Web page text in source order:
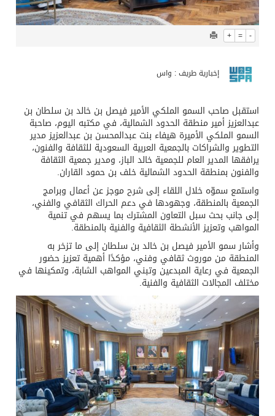
+ = -
إخبارية طريف : واس
استقبل صاحب السمو الملكي الأمير فيصل بن خالد بن سلطان بن
عبدالعزيز أمير منطقة الحدود الشمالية، في مكتبه اليوم، صاحبة
السمو الملكي الأميرة هيفاء بنت عبدالمحسن بن عبدالعزيز مدير
التطوير والشراكات بالجمعية العربية السعودية للثقافة والفنون،
يرافقها المدير العام للجمعية خالد الباز، ومدير جمعية الثقافة
والفنون بمنطقة الحدود الشمالية خلف بن حمود القاران.
واستمع سموّه خلال اللقاء إلى شرح موجز عن أعمال وبرامج
الجمعية بالمنطقة، وجهودها في دعم الحراك الثقافي والفني،
إلى جانب بحث سبل التعاون المشترك بما يسهم في تنمية
المواهب وتعزيز الأنشطة الثقافية والفنية بالمنطقة.
وأشار سمو الأمير فيصل بن خالد بن سلطان إلى ما تزخر به
المنطقة من موروث ثقافي وفني، مؤكدًا أهمية تعزيز حضور
الجمعية في رعاية المبدعين وتبني المواهب الشابة، وتمكينها في
مختلف المجالات الثقافية والفنية.